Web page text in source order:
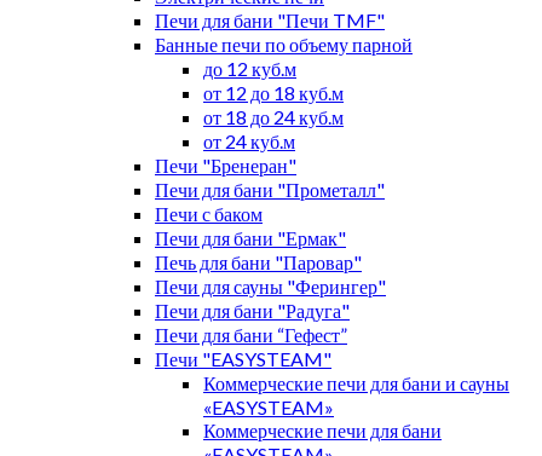
Печи для бани "Печи TMF"
Банные печи по объему парной
до 12 куб.м
от 12 до 18 куб.м
от 18 до 24 куб.м
от 24 куб.м
Печи "Бренеран"
Печи для бани "Прометалл"
Печи с баком
Печи для бани "Ермак"
Печь для бани "Паровар"
Печи для сауны "Ферингер"
Печи для бани "Радуга"
Печи для бани “Гефест”
Печи "EASYSTEAM"
Коммерческие печи для бани и сауны
«EASYSTEAM»
Коммерческие печи для бани